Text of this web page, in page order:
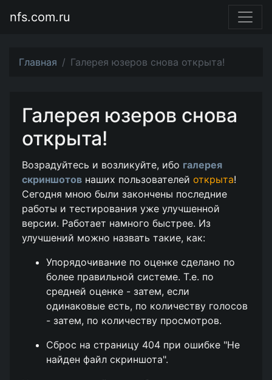
nfs.com.ru
Главная Галерея юзеров снова открыта!
Галерея юзеров снова
открыта!
Возрадуйтесь и возликуйте, ибо галерея
скриншотов наших пользователей открыта!
Сегодня мною были закончены последние
работы и тестирования уже улучшенной
версии. Работает намного быстрее. Из
улучшений можно назвать такие, как:
Упорядочивание по оценке сделано по
более правильной системе. Т.е. по
средней оценке - затем, если
одинаковые есть, по количеству голосов
- затем, по количеству просмотров.
Сброс на страницу 404 при ошибке "Не
найден файл скриншота".